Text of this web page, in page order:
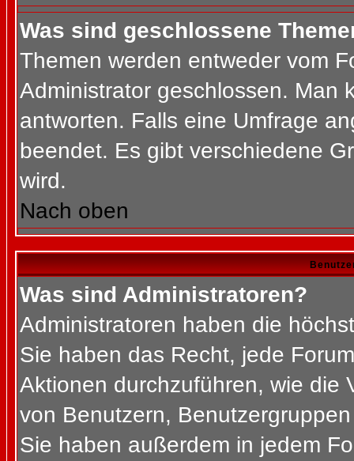
Was sind geschlossene
Themen werden entweder vom
Administrator geschlossen. Man
antworten. Falls eine Umfrage
beendet. Es gibt verschiedene
wird.
Nach oben
Was sind Administratoren?
Administratoren haben die
Sie haben das Recht, jede
Aktionen durchzuführen, wie die
von Benutzern,
Sie haben außerdem in jedem